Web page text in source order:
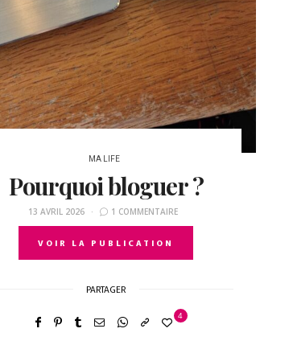
MA LIFE
Pourquoi bloguer ?
13 AVRIL 2026 1 COMMENTAIRE
VOIR LA PUBLICATION
PARTAGER
4